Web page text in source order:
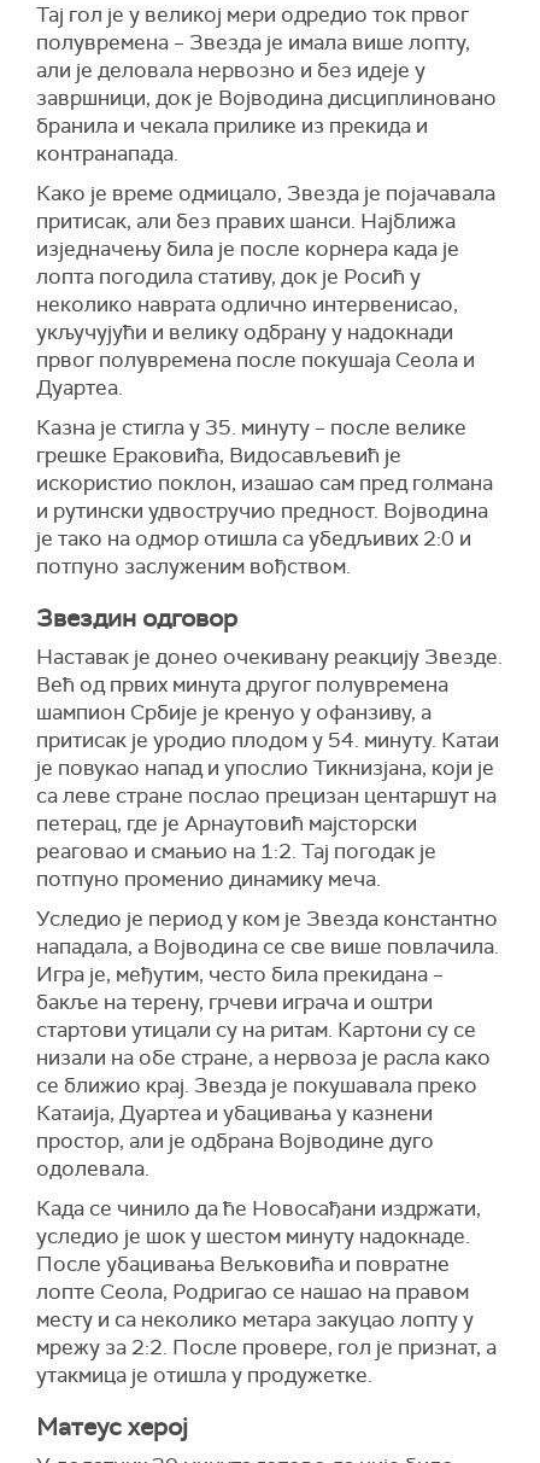
Тај гол је у великој мери одредио ток првог
полувремена – Звезда је имала више лопту,
али је деловала нервозно и без идеје у
завршници, док је Војводина дисциплиновано
бранила и чекала прилике из прекида и
контранапада.
Како је време одмицало, Звезда је појачавала
притисак, али без правих шанси. Најближа
изједначењу била је после корнера када је
лопта погодила стативу, док је Росић у
неколико наврата одлично интервенисао,
укључујући и велику одбрану у надокнади
првог полувремена после покушаја Сеола и
Дуартеа.
Казна је стигла у 35. минуту – после велике
грешке Ераковића, Видосављевић је
искористио поклон, изашао сам пред голмана
и рутински удвостручио предност. Војводина
је тако на одмор отишла са убедљивих 2:0 и
потпуно заслуженим вођством.
Звездин одговор
Наставак је донео очекивану реакцију Звезде.
Већ од првих минута другог полувремена
шампион Србије је кренуо у офанзиву, а
притисак је уродио плодом у 54. минуту. Катаи
је повукао напад и упослио Тикнизјана, који је
са леве стране послао прецизан центаршут на
петерац, где је Арнаутовић мајсторски
реаговао и смањио на 1:2. Тај погодак је
потпуно променио динамику меча.
Уследио је период у ком је Звезда константно
нападала, а Војводина се све више повлачила.
Игра је, међутим, често била прекидана –
бакље на терену, грчеви играча и оштри
стартови утицали су на ритам. Картони су се
низали на обе стране, а нервоза је расла како
се ближио крај. Звезда је покушавала преко
Катаија, Дуартеа и убацивања у казнени
простор, али је одбрана Војводине дуго
одолевала.
Када се чинило да ће Новосађани издржати,
уследио је шок у шестом минуту надокнаде.
После убацивања Вељковића и повратне
лопте Сеола, Родригао се нашао на правом
месту и са неколико метара закуцао лопту у
мрежу за 2:2. После провере, гол је признат, а
утакмица је отишла у продужетке.
Матеус херој